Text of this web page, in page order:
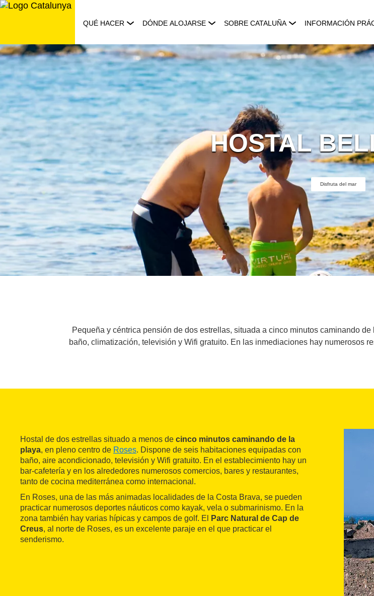
Saltar
QUÉ HACER DÓNDE ALOJARSE SOBRE CATALUÑA INFORMACIÓN
HOSTAL
Disfruta del mar
Pequeña y céntrica pensión de dos estrellas, situada a cinco minutos caminando
baño, climatización, televisión y Wifi gratuito. En las inmediaciones hay numerosos
Hostal de dos estrellas situado a menos de cinco minutos caminando de la
playa, en pleno centro de Roses. Dispone de seis habitaciones equipadas con
baño, aire acondicionado, televisión y Wifi gratuito. En el establecimiento hay un
bar-cafetería y en los alrededores numerosos comercios, bares y restaurantes,
tanto de cocina mediterránea como internacional.
En Roses, una de las más animadas localidades de la Costa Brava, se pueden
practicar numerosos deportes náuticos como kayak, vela o submarinismo. En la
zona también hay varias hípicas y campos de golf. El
Parc Natural de Cap de
Creus, al norte de Roses, es un excelente paraje en el que practicar el
senderismo.